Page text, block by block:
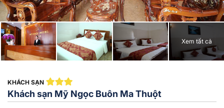
Xem tất cả
KHÁCH SẠN
Khách sạn Mỹ Ngọc Buôn Ma Thuột